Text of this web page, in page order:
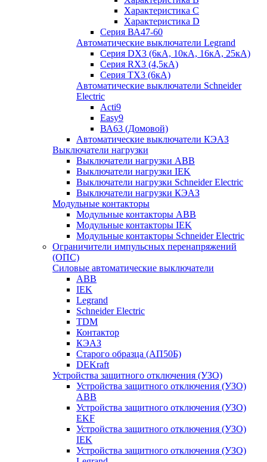
Характеристика C
Характеристика D
Серия ВА47-60
Автоматические выключатели Legrand
Серия DX3 (6кА, 10кА, 16кА, 25кА)
Серия RX3 (4,5кА)
Серия TX3 (6кА)
Автоматические выключатели Schneider
Electric
Acti9
Easy9
ВА63 (Домовой)
Автоматические выключатели КЭАЗ
Выключатели нагрузки
Выключатели нагрузки ABB
Выключатели нагрузки IEK
Выключатели нагрузки Schneider Electric
Выключатели нагрузки КЭАЗ
Модульные контакторы
Модульные контакторы ABB
Модульные контакторы IEK
Модульные контакторы Schneider Electric
Ограничители импульсных перенапряжений
(ОПС)
Силовые автоматические выключатели
ABB
IEK
Legrand
Schneider Electric
TDM
Контактор
КЭАЗ
Старого образца (АП50Б)
DEKraft
Устройства защитного отключения (УЗО)
Устройства защитного отключения (УЗО)
ABB
Устройства защитного отключения (УЗО)
EKF
Устройства защитного отключения (УЗО)
IEK
Устройства защитного отключения (УЗО)